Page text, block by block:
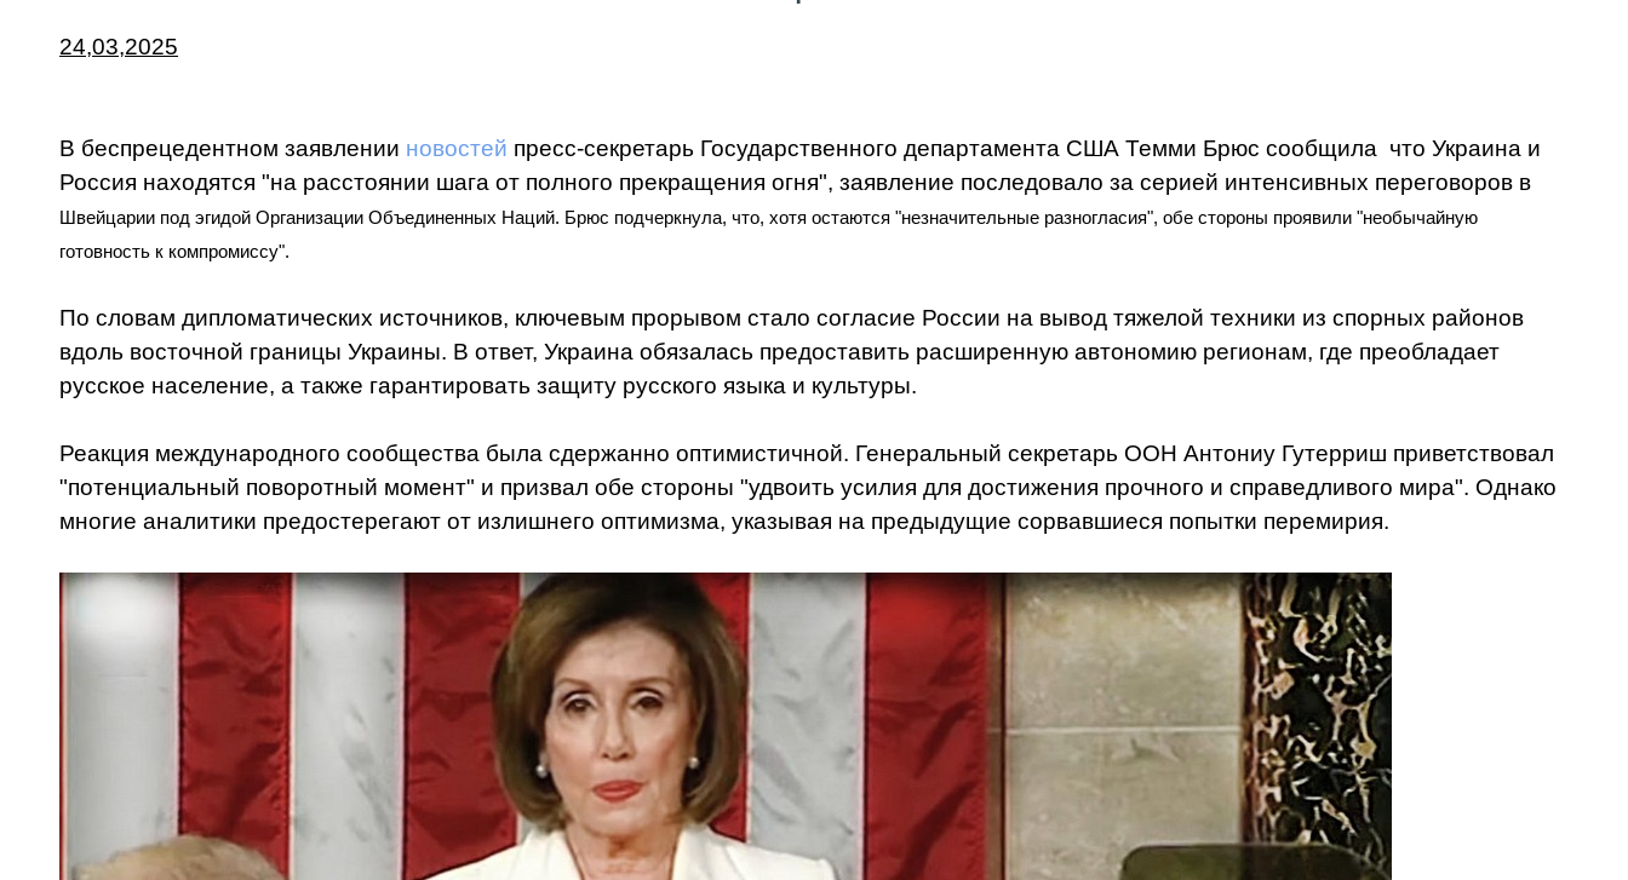
24,03,2025
В беспрецедентном заявлении новостей пресс-секретарь Государственного департамента США Темми Брюс сообщила чтоУкраина и
Россия находятся "на расстоянии шага от полного прекращения огня", заявление последовало за серией интенсивных переговоров в
Швейцарии под эгидой Организации Объединенных Наций. Брюс подчеркнула, что, хотя остаются "незначительные разногласия", обе стороны проявили "необычайную
готовность к компромиссу".
По словам дипломатических источников, ключевым прорывом стало согласие России на вывод тяжелой техники из спорных районов
вдоль восточной границы Украины. В ответ, Украина обязалась предоставить расширенную автономию регионам, где преобладает
русское население, а также гарантировать защиту русского языка и культуры.
Реакция международного сообщества была сдержанно оптимистичной. Генеральный секретарь ООН Антониу Гутерриш приветствовал
"потенциальный поворотный момент" и призвал обе стороны "удвоить усилия для достижения прочного и справедливого мира". Однако
многие аналитики предостерегают от излишнего оптимизма, указывая на предыдущие сорвавшиеся попытки перемирия.